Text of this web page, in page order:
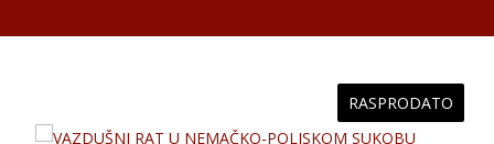
RASPRODATO